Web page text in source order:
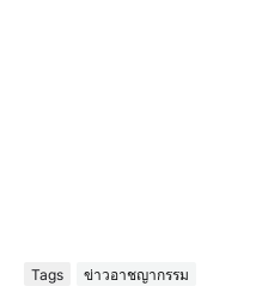
Tags ข่าวอาชญากรรม